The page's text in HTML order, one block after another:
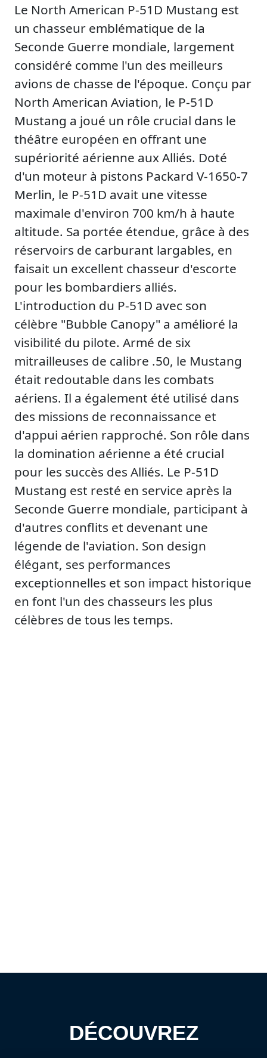
Le North American P-51D Mustang est
un chasseur emblématique de la
Seconde Guerre mondiale, largement
considéré comme l'un des meilleurs
avions de chasse de l'époque. Conçu par
North American Aviation, le P-51D
Mustang a joué un rôle crucial dans le
théâtre européen en offrant une
supériorité aérienne aux Alliés. Doté
d'un moteur à pistons Packard V-1650-7
Merlin, le P-51D avait une vitesse
maximale d'environ 700 km/h à haute
altitude. Sa portée étendue, grâce à des
réservoirs de carburant largables, en
faisait un excellent chasseur d'escorte
pour les bombardiers alliés.
L'introduction du P-51D avec son
célèbre "Bubble Canopy" a amélioré la
visibilité du pilote. Armé de six
mitrailleuses de calibre .50, le Mustang
était redoutable dans les combats
aériens. Il a également été utilisé dans
des missions de reconnaissance et
d'appui aérien rapproché. Son rôle dans
la domination aérienne a été crucial
pour les succès des Alliés. Le P-51D
Mustang est resté en service après la
Seconde Guerre mondiale, participant à
d'autres conflits et devenant une
légende de l'aviation. Son design
élégant, ses performances
exceptionnelles et son impact historique
en font l'un des chasseurs les plus
célèbres de tous les temps.
DÉCOUVREZ